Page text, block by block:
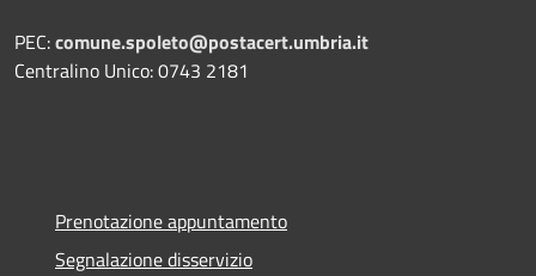
PEC:comune.spoleto@postacert.umbria.it
Centralino Unico: 0743 2181
Prenotazione appuntamento
Segnalazione disservizio